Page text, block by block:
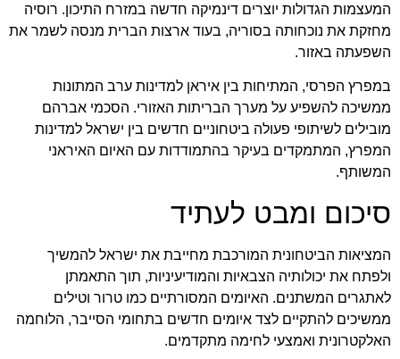
המעצמות הגדולות יוצרים דינמיקה חדשה במזרח התיכון. רוסיה
מחזקת את נוכחותה בסוריה, בעוד ארצות הברית מנסה לשמר את
השפעתה באזור.
במפרץ הפרסי, המתיחות בין איראן למדינות ערב המתונות
ממשיכה להשפיע על מערך הבריתות האזורי. הסכמי אברהם
מובילים לשיתופי פעולה ביטחוניים חדשים בין ישראל למדינות
המפרץ, המתמקדים בעיקר בהתמודדות עם האיום האיראני
המשותף.
סיכום ומבט לעתיד
המציאות הביטחונית המורכבת מחייבת את ישראל להמשיך
ולפתח את יכולותיה הצבאיות והמודיעיניות, תוך התאמתן
לאתגרים המשתנים. האיומים המסורתיים כמו טרור וטילים
ממשיכים להתקיים לצד איומים חדשים בתחומי הסייבר, הלוחמה
האלקטרונית ואמצעי לחימה מתקדמים.